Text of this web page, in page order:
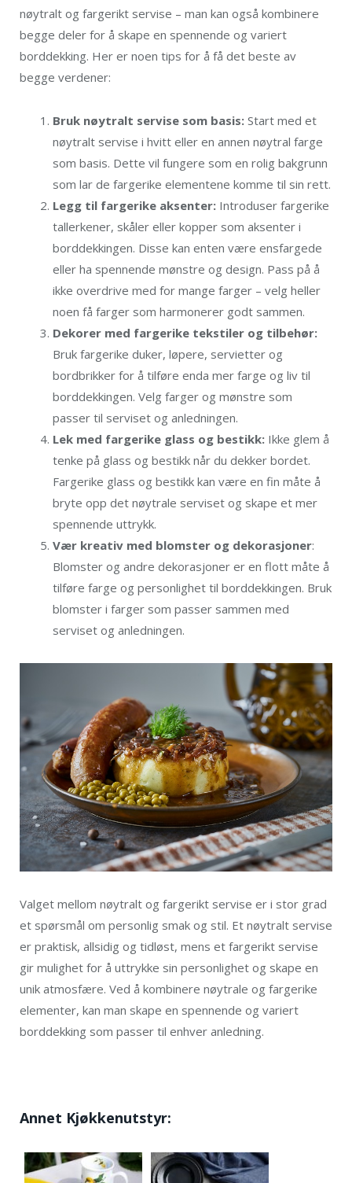
nøytralt og fargerikt servise – man kan også kombinere
begge deler for å skape en spennende og variert
borddekking. Her er noen tips for å få det beste av
begge verdener:
Bruk nøytralt servise som basis: Start med et
nøytralt servise i hvitt eller en annen nøytral farge
som basis. Dette vil fungere som en rolig bakgrunn
som lar de fargerike elementene komme til sin rett.
Legg til fargerike aksenter: Introduser fargerike
tallerkener, skåler eller kopper som aksenter i
borddekkingen. Disse kan enten være ensfargede
eller ha spennende mønstre og design. Pass på å
ikke overdrive med for mange farger – velg heller
noen få farger som harmonerer godt sammen.
Dekorer med fargerike tekstiler og tilbehør:
Bruk fargerike duker, løpere, servietter og
bordbrikker for å tilføre enda mer farge og liv til
borddekkingen. Velg farger og mønstre som
passer til serviset og anledningen.
Lek med fargerike glass og bestikk: Ikke glem å
tenke på glass og bestikk når du dekker bordet.
Fargerike glass og bestikk kan være en fin måte å
bryte opp det nøytrale serviset og skape et mer
spennende uttrykk.
Vær kreativ med blomster og dekorasjoner:
Blomster og andre dekorasjoner er en flott måte å
tilføre farge og personlighet til borddekkingen. Bruk
blomster i farger som passer sammen med
serviset og anledningen.
Valget mellom nøytralt og fargerikt servise er i stor grad
et spørsmål om personlig smak og stil. Et nøytralt servise
er praktisk, allsidig og tidløst, mens et fargerikt servise
gir mulighet for å uttrykke sin personlighet og skape en
unik atmosfære. Ved å kombinere nøytrale og fargerike
elementer, kan man skape en spennende og variert
borddekking som passer til enhver anledning.
Annet Kjøkkenutstyr: